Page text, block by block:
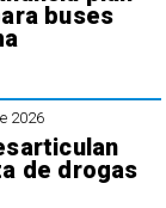
buses
2026
de drogas